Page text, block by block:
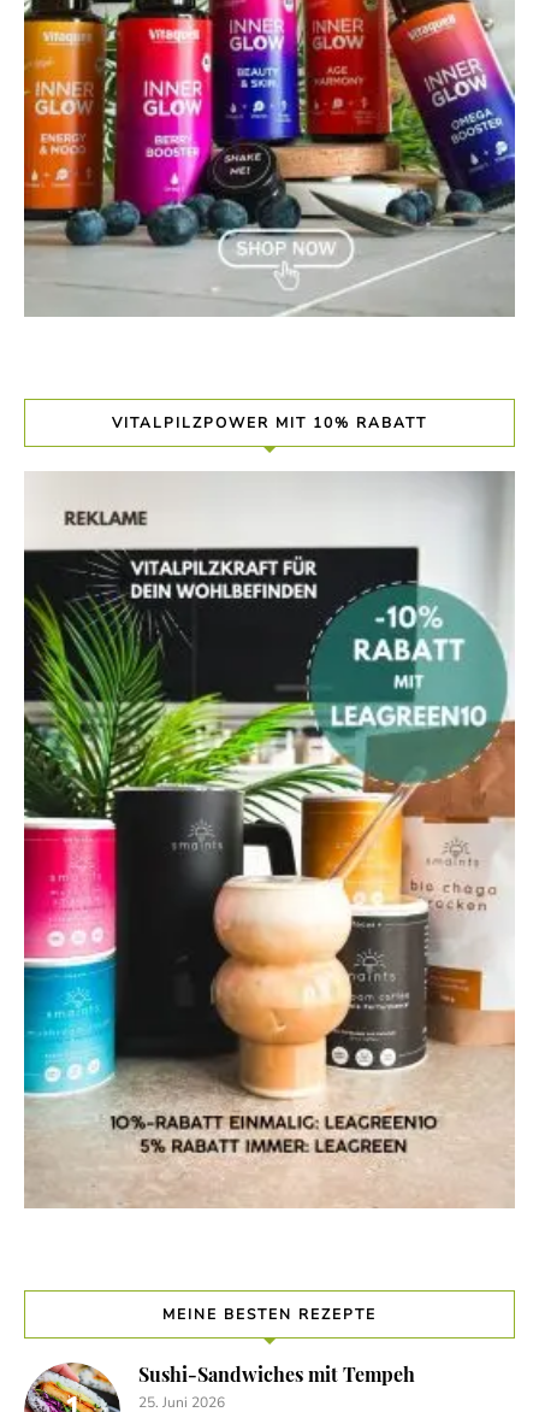
VITALPILZPOWER MIT 10% RABATT
MEINE BESTEN REZEPTE
Sushi-Sandwiches mit Tempeh
25. Juni 2026